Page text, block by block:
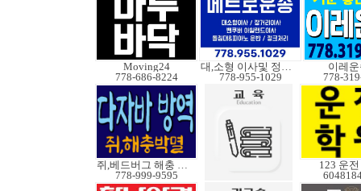
Moving24
778-686-8224
대,소형 이사및 정크처
778-955-1029
이레
778-
쥐,베드버그 해충 박멸
778-999-9595
123 운